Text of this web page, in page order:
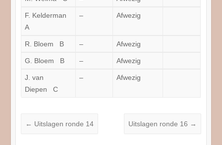
F. Kelderman
A
– Afwezig
R. Bloem B – Afwezig
G. Bloem B – Afwezig
J. van
Diepen C
– Afwezig
← Uitslagen ronde 14 Uitslagen ronde 16 →